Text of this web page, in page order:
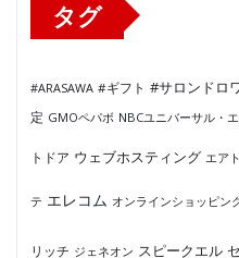
タグ
#ARASAWA #ギフト #サロンドロ
定 GMOペパボ NBCユニバーサル・
トドア ウェブホスティング エア
テ エレコム オンラインショッピン
リッチ ジェネオン スピークエル